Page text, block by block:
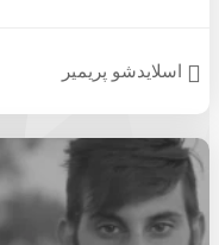
اسلایدشو پریمیر